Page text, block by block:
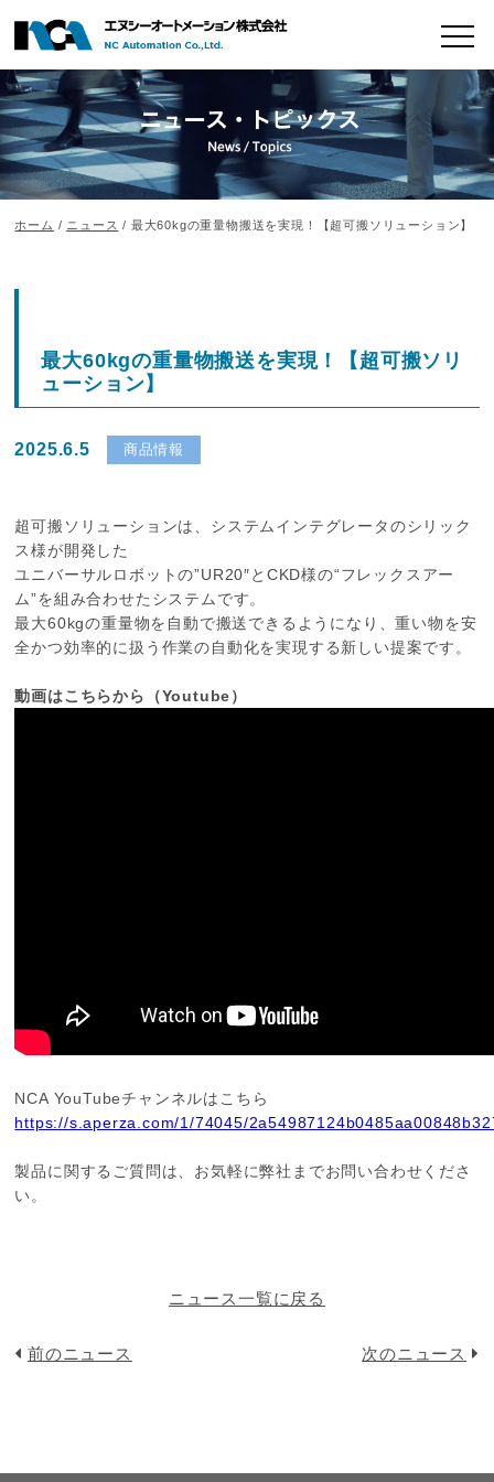
ホーム / ニュース / 最大60kgの重量物搬送を実現！【超可搬ソリューション】
最大60kgの重量物搬送を実現！【超可搬ソリ
ューション】
2025.6.5 商品情報
超可搬ソリューションは、システムインテグレータのシリック
ス様が開発した
ユニバーサルロボットの”UR20″とCKD様の“フレックスアー
ム”を組み合わせたシステムです。
最大60kgの重量物を自動で搬送できるようになり、重い物を安
全かつ効率的に扱う作業の自動化を実現する新しい提案です。
動画はこちらから（Youtube）
NCA YouTubeチャンネルはこちら
https://s.aperza.com/1/74045/
製品に関するご質問は、お気軽に弊社までお問い合わせくださ
い。
前のニュース
ニュース一覧に戻る
次のニュース